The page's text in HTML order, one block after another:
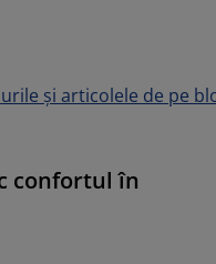
și articolele de pe
confortul în